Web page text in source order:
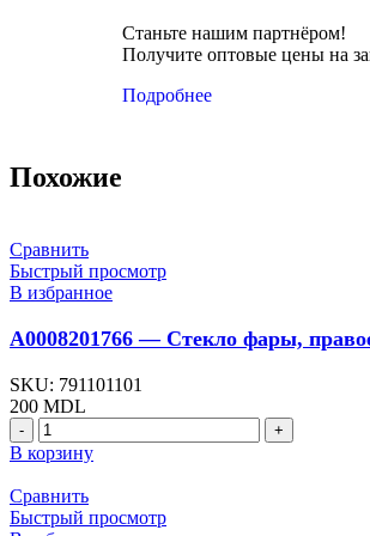
Станьте нашим партнёром!
Получите оптовые цены на
Подробнее
Похожие
Сравнить
Быстрый просмотр
В избранное
A0008201766 — Стекло фары,
SKU: 791101101
200 MDL
В корзину
Сравнить
Быстрый просмотр